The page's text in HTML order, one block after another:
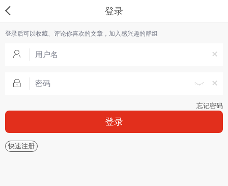
登录
登录后可以收藏、评论你喜欢的文章，加入感兴趣的群组
忘记密码
登录
快速注册